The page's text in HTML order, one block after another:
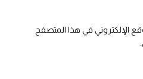
الإلكتروني في هذا المتصفح